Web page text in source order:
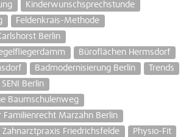
Kinderwunschsprechstunde
Feldenkrais-Methode
Berlin
Büroflächen Hermsdorf
Badmodernisierung Berlin
Trends
SENI Berlin
Baumschulenweg
Familienrecht Marzahn Berlin
Zahnarztpraxis Friedrichsfelde
Physio-Fit